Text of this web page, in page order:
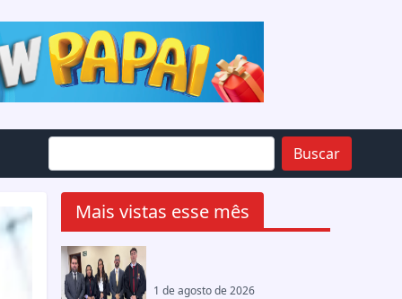
Buscar
Mais vistas esse mês
1 de agosto de 2026